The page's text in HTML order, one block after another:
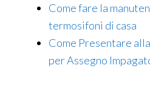
Come fare la
termosifoni di casa
Come Presentare
per Assegno